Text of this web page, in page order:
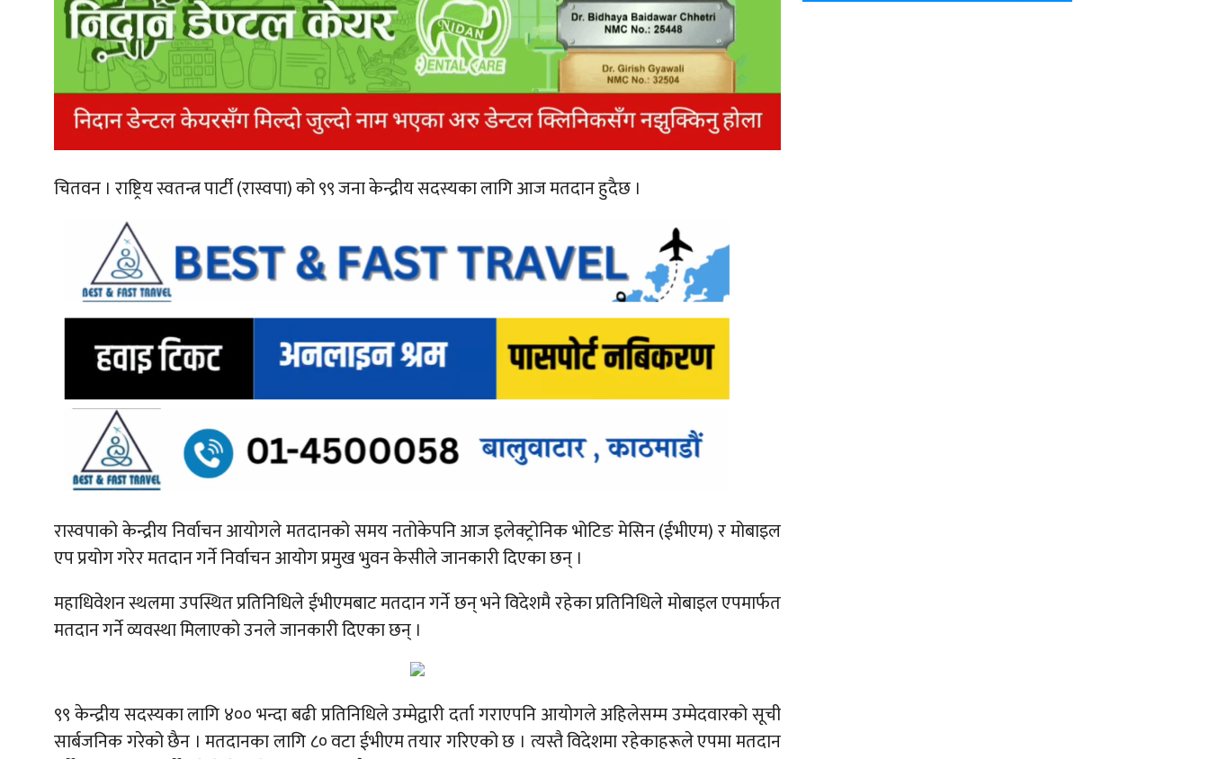
चितवन । राष्ट्रिय स्वतन्त्र पार्टी (रास्वपा) को ९९ जना केन्द्रीय सदस्यका लागि आज मतदान हुदैछ ।
रास्वपाको केन्द्रीय निर्वाचन आयोगले मतदानको समय नतोकेपनि आज इलेक्ट्रोनिक भोटिङ मेसिन (ईभीएम) र मोबाइल
एप प्रयोग गरेर मतदान गर्ने निर्वाचन आयोग प्रमुख भुवन केसीले जानकारी दिएका छन् ।
महाधिवेशन स्थलमा उपस्थित प्रतिनिधिले ईभीएमबाट मतदान गर्ने छन् भने विदेशमै रहेका प्रतिनिधिले मोबाइल एपमार्फत
मतदान गर्ने व्यवस्था मिलाएको उनले जानकारी दिएका छन् ।
९९ केन्द्रीय सदस्यका लागि ४०० भन्दा बढी प्रतिनिधिले उम्मेद्वारी दर्ता गराएपनि आयोगले अहिलेसम्म उम्मेदवारको सूची
सार्बजनिक गरेको छैन । मतदानका लागि ८० वटा ईभीएम तयार गरिएको छ । त्यस्तै विदेशमा रहेकाहरूले एपमा मतदान